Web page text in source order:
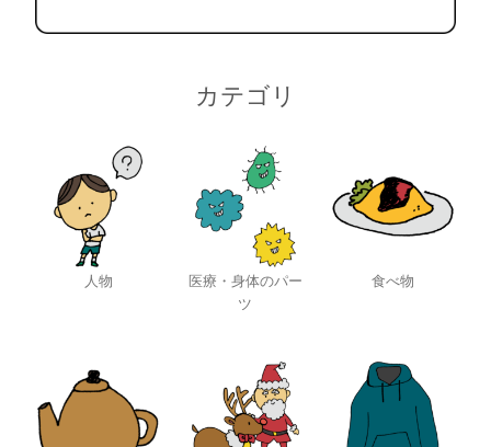
カテゴリ
人物
医療・身体のパー
ツ
食べ物